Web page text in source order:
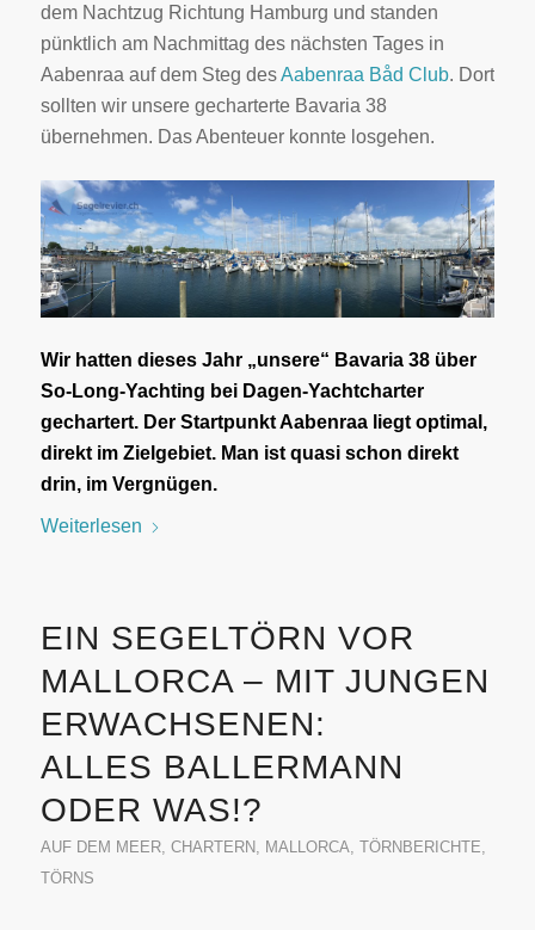
dem Nachtzug Richtung Hamburg und standen
pünktlich am Nachmittag des nächsten Tages in
Aabenraa auf dem Steg desAabenraa Båd Club. Dort
sollten wir unsere gecharterte Bavaria 38
übernehmen. Das Abenteuer konnte losgehen.
Wir hatten dieses Jahr „unsere“ Bavaria 38 über
So-Long-Yachting bei Dagen-Yachtcharter
gechartert. Der Startpunkt Aabenraa liegt optimal,
direkt im Zielgebiet. Man ist quasi schon direkt
drin, im Vergnügen.
Weiterlesen
EIN SEGELTÖRN VOR
MALLORCA – MIT JUNGEN
ERWACHSENEN:
ALLES BALLERMANN
ODER WAS!?
AUF DEM MEER, CHARTERN, MALLORCA, TÖRNBERICHTE,
TÖRNS